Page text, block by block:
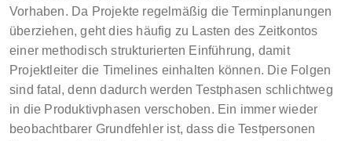
Vorhaben. Da Projekte regelmäßig die Terminplanungen
überziehen, geht dies häufig zu Lasten des Zeitkontos
einer methodisch strukturierten Einführung, damit
Projektleiter die Timelines einhalten können. Die Folgen
sind fatal, denn dadurch werden Testphasen schlichtweg
in die Produktivphasen verschoben. Ein immer wieder
beobachtbarer Grundfehler ist, dass die Testpersonen